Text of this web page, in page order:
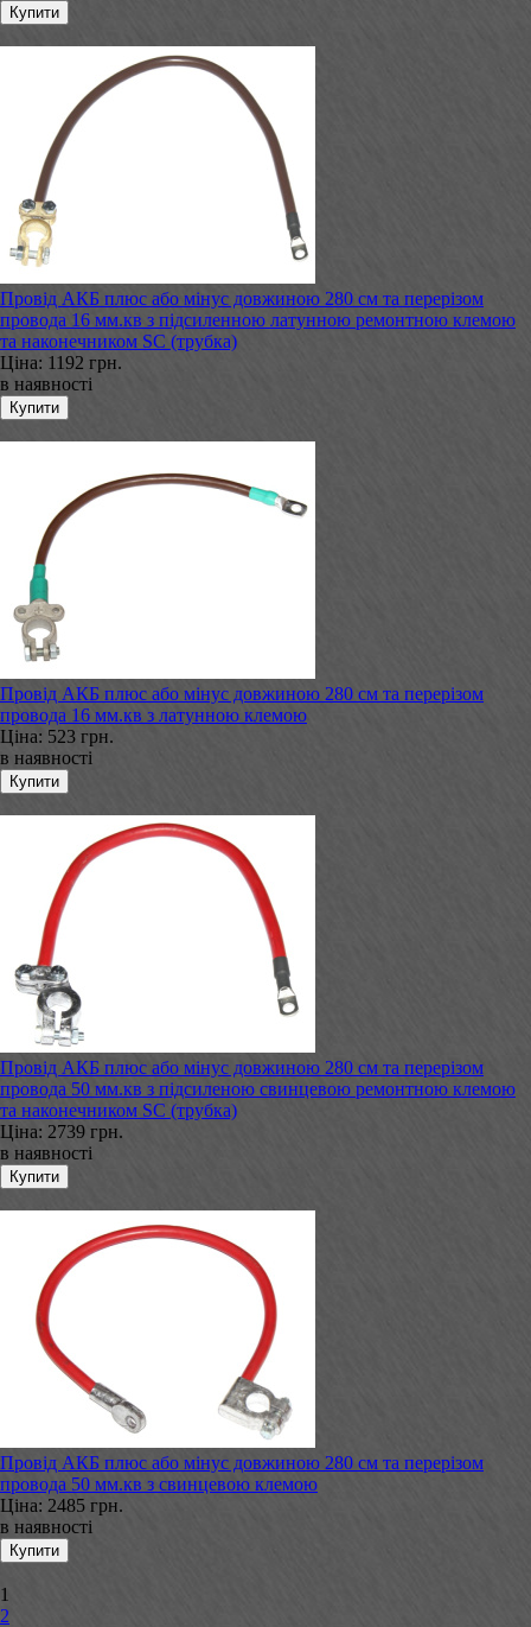
Провід АКБ плюс або мінус довжиною 280 см та перерізом
провода 16 мм.кв з підсиленною латунною ремонтною клемою
та наконечником SC (трубка)
Ціна: 1192 грн.
в наявності
Провід АКБ плюс або мінус довжиною 280 см та перерізом
провода 16 мм.кв з латунною клемою
Ціна: 523 грн.
в наявності
Провід АКБ плюс або мінус довжиною 280 см та перерізом
провода 50 мм.кв з підсиленою свинцевою ремонтною клемою
та наконечником SC (трубка)
Ціна: 2739 грн.
в наявності
Провід АКБ плюс або мінус довжиною 280 см та перерізом
провода 50 мм.кв з свинцевою клемою
Ціна: 2485 грн.
в наявності
1
2